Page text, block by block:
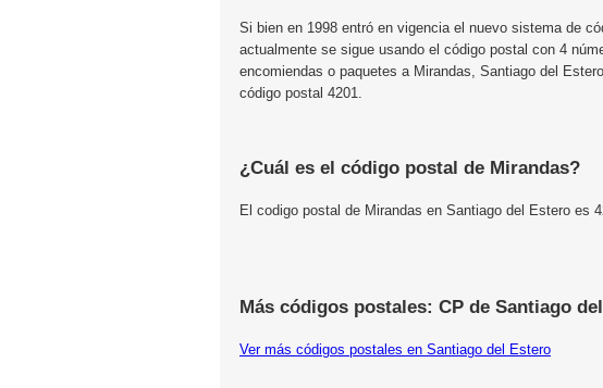
Si bien en 1998 entró en vigencia el nuevo sistema de
actualmente se sigue usando el código postal con 4
encomiendas o paquetes a Mirandas, Santiago del
código postal 4201.
¿Cuál es el código postal de Mirandas?
El codigo postal de Mirandas en Santiago del Estero es
Más códigos postales: CP de Santiago
Ver más códigos postales en Santiago del Estero